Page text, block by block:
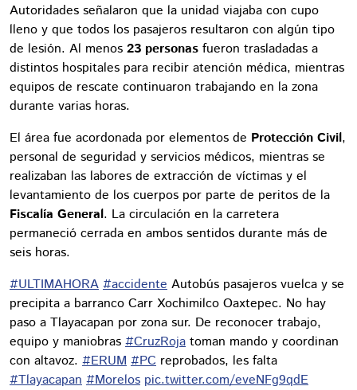
Autoridades señalaron que la unidad viajaba con cupo
lleno y que todos los pasajeros resultaron con algún tipo
de lesión. Al menos 23 personas fueron trasladadas a
distintos hospitales para recibir atención médica, mientras
equipos de rescate continuaron trabajando en la zona
durante varias horas.
El área fue acordonada por elementos de Protección Civil,
personal de seguridad y servicios médicos, mientras se
realizaban las labores de extracción de víctimas y el
levantamiento de los cuerpos por parte de peritos de la
Fiscalía General. La circulación en la carretera
permaneció cerrada en ambos sentidos durante más de
seis horas.
#ULTIMAHORA #accidente Autobús pasajeros vuelca y se
precipita a barranco Carr Xochimilco Oaxtepec. No hay
paso a Tlayacapan por zona sur. De reconocer trabajo,
equipo y maniobras #CruzRoja toman mando y coordinan
con altavoz. #ERUM #PC reprobados, les falta
#Tlayacapan #Morelos pic.twitter.com/eveNFg9qdE